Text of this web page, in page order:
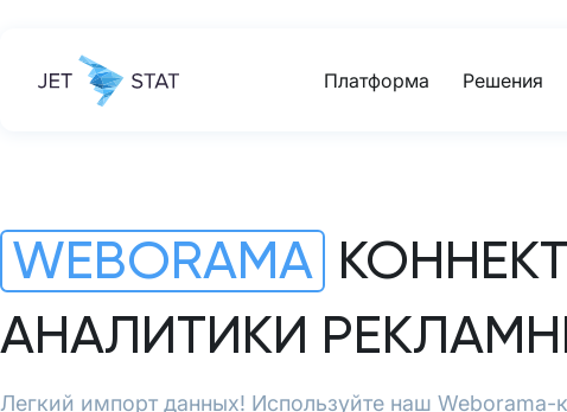
Платформа Решения
WEBORAMA
АНАЛИТИКИ
Легкий импорт данных! Используйте наш Weborama-